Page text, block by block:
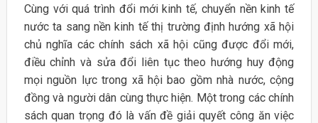
Cùng với quá trình đổi mới kinh tế, chuyển nền kinh tế
nước ta sang nền kinh tế thị trường định hướng xã hội
chủ nghĩa các chính sách xã hội cũng được đổi mới,
điều chỉnh và sửa đổi liên tục theo hướng huy động
mọi nguồn lực trong xã hội bao gồm nhà nước, cộng
đồng và người dân cùng thực hiện. Một trong các chính
sách quan trọng đó là vấn đề giải quyết công ăn việc